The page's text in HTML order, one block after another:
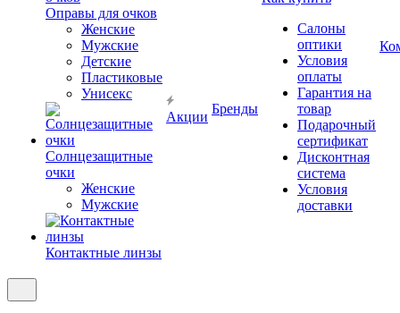
Оправы для очков
Женские
Мужские
Детские
Пластиковые
Унисекс
Солнцезащитные
очки
Женские
Мужские
Контактные линзы
Акции
Бренды
Салоны
оптики
Условия
оплаты
Гарантия на
товар
Подарочный
сертификат
Дисконтная
система
Условия
доставки